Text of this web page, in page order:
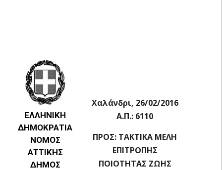
ΕΛΛΗΝΙΚΗ
ΔΗΜΟΚΡΑΤΙΑ
ΝΟΜΟΣ
ΑΤΤΙΚΗΣ
ΔΗΜΟΣ
Χαλάνδρι, 26/02/2016
Α.Π.: 6110
ΠΡΟΣ: ΤΑΚΤΙΚΑ ΜΕΛΗ
ΕΠΙΤΡΟΠΗΣ
ΠΟΙΟΤΗΤΑΣ ΖΩΗΣ